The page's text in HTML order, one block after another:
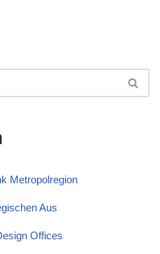
Metropolregion
Aus
Offices